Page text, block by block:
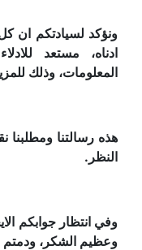
ونؤكد لسيادتكم ان
ادناه، مستعد
المعلومات، وذلك
هذه رسالتنا ومطلبنا
النظر.
وفي انتظار جوابكم
وعظيم الشكر،